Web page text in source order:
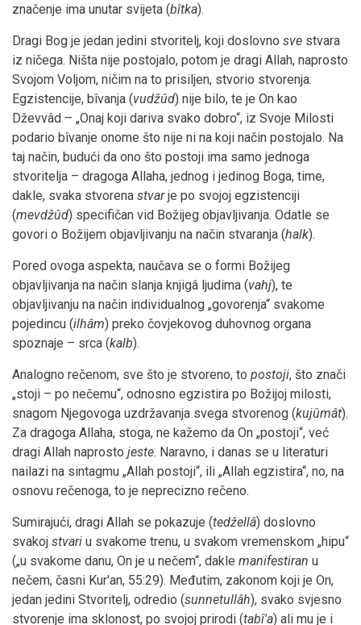
značenje ima unutar svijeta (bîtka).
Dragi Bog je jedan jedini stvoritelj, koji doslovno sve stvara
iz ničega. Ništa nije postojalo, potom je dragi Allah, naprosto
Svojom Voljom, ničim na to prisiljen, stvorio stvorenja.
Egzistencije, bîvanja (vudžûd) nije bilo, te je On kao
Dževvâd – „Onaj koji dariva svako dobro“, iz Svoje Milosti
podario bîvanje onome što nije ni na koji način postojalo. Na
taj način, budući da ono što postoji ima samo jednoga
stvoritelja – dragoga Allaha, jednog i jedinog Boga, time,
dakle, svaka stvorena stvarje po svojoj egzistenciji
(mevdžûd) specifičan vid Božijeg objavljivanja. Odatle se
govori o Božijem objavljivanju na način stvaranja (halk).
Pored ovoga aspekta, naučava se o formi Božijeg
objavljivanja na način slanja knjigâ ljudima (vahj), te
objavljivanju na način individualnog „govorenja“ svakome
pojedincu (ilhâm) preko čovjekovog duhovnog organa
spoznaje – srca (kalb).
Analogno rečenom, sve što je stvoreno, to postoji, što znači
„stoji – po nečemu“, odnosno egzistira po Božijoj milosti,
snagom Njegovoga uzdržavanja svega stvorenog (kujûmât).
Za dragoga Allaha, stoga, ne kažemo da On „postoji“, već
dragi Allah naprosto jeste. Naravno, i danas se u literaturi
nailazi na sintagmu „Allah postoji“, ili „Allah egzistira“, no, na
osnovu rečenoga, to je neprecizno rečeno.
Sumirajući, dragi Allah se pokazuje (tedžellâ) doslovno
svakoj stvari u svakome trenu, u svakom vremenskom „hipu“
(„u svakome danu, On je u nečem“, dakle manifestiran u
nečem, časni Kur'an, 55:29). Međutim, zakonom koji je On,
jedan jedini Stvoritelj, odredio (sunnetullâh), svako svjesno
stvorenje ima sklonost, po svojoj prirodi (tabî'a) ali mu je i